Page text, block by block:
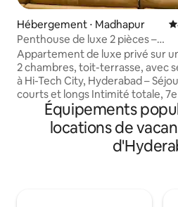
Hébergement ⋅ Madhapur
Penthouse de luxe 2 pièces –
HiTech City, Hyderabad
Appartement de luxe privé sur
2 chambres, toit-terrasse, avec
à Hi-Tech City, Hyderabad –
courts et longs Intimité totale, 7e étage
rien que pour vous, orientation
de voisins en vis-à-vis. Logement
moderne de 2 chambres avec un
éclairage élégant, une
Équipements
locations de